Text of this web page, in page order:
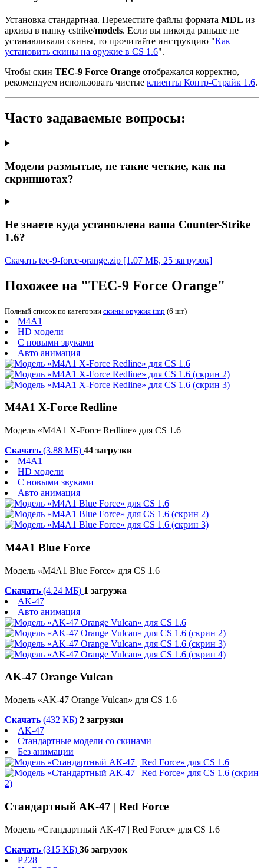
Установка стандартная. Переместите файлы формата MDL из
архива в папку cstrike/models. Если вы никогда раньше не
устанавливали скины, то прочитайте инструкцию "Как
установить скины на оружие в CS 1.6".
Чтобы скин TEC-9 Force Orange отображался корректно,
рекомендуем использовать чистые клиенты Контр-Страйк 1.6.
Часто задаваемые вопросы:
Модели размытые, не такие четкие, как на
скриншотах?
Не знаете куда установлена ваша Counter-Strike
1.6?
Скачать tec-9-force-orange.zip [1.07 МБ, 25 загрузок]
Похожее на "TEC-9 Force Orange"
Полный список по категории скины оружия tmp (6 шт)
M4A1
HD модели
С новыми звуками
Авто анимация
M4A1 X-Force Redline
Модель «M4A1 X-Force Redline» для CS 1.6
Скачать (3.88 МБ) 44 загрузки
M4A1
HD модели
С новыми звуками
Авто анимация
M4A1 Blue Force
Модель «M4A1 Blue Force» для CS 1.6
Скачать (4.24 МБ) 1 загрузка
AK-47
Авто анимация
AK-47 Orange Vulcan
Модель «AK-47 Orange Vulcan» для CS 1.6
Скачать (432 КБ) 2 загрузки
AK-47
Стандартные модели со скинами
Без анимации
Стандартный АК-47 | Red Force
Модель «Стандартный АК-47 | Red Force» для CS 1.6
Скачать (315 КБ) 36 загрузок
P228